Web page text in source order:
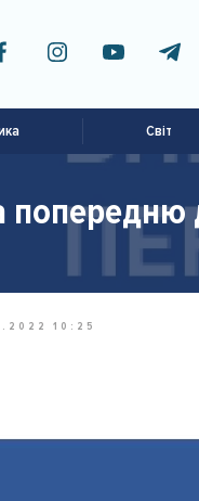
Світ
попередню
10:25